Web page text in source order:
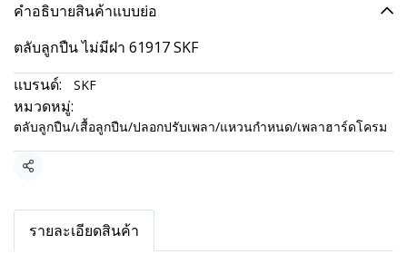
คำอธิบายสินค้าแบบย่อ
ตลับลูกปืน ไม่มีฝา 61917 SKF
แบรนด์:
SKF
หมวดหมู่:
ตลับลูกปืน/เสื้อลูกปืน/ปลอกปรับเพลา/แหวนกำหนด/เพลาฮาร์ดโครม
แชร์
รายละเอียดสินค้า